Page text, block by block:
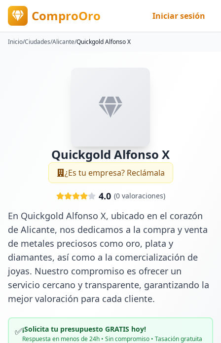
ComproOro Iniciar sesión
Inicio/Ciudades/Alicante/Quickgold Alfonso X
Quickgold Alfonso X
¿Es tu empresa? Reclámala
4.0 (0valoraciones)
En Quickgold Alfonso X, ubicado en el corazón
de Alicante, nos dedicamos a la compra y venta
de metales preciosos como oro, plata y
diamantes, así como a la comercialización de
joyas. Nuestro compromiso es ofrecer un
servicio cercano y transparente, garantizando la
mejor valoración para cada cliente.
✅¡Solicita tu presupuesto GRATIS hoy!
Respuesta en menos de 24h • Sin compromiso • Tasación gratuita